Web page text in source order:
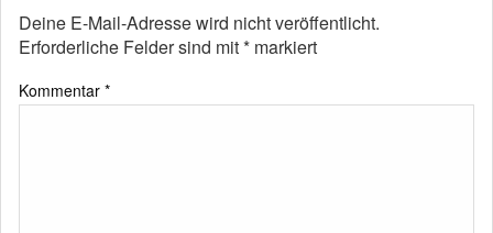
Deine E-Mail-Adresse wird nicht veröffentlicht.
Erforderliche Felder sind mit* markiert
Kommentar *